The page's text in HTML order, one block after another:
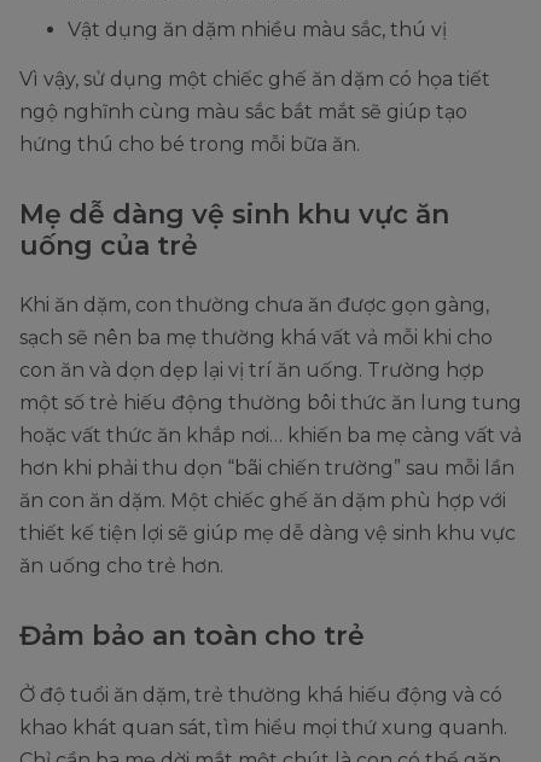
Vật dụng ăn dặm nhiều màu sắc, thú vị
Vì vậy, sử dụng một chiếc ghế ăn dặm có họa tiết
ngộ nghĩnh cùng màu sắc bắt mắt sẽ giúp tạo
hứng thú cho bé trong mỗi bữa ăn.
Mẹ dễ dàng vệ sinh khu vực ăn
uống của trẻ
Khi ăn dặm, con thường chưa ăn được gọn gàng,
sạch sẽ nên ba mẹ thường khá vất vả mỗi khi cho
con ăn và dọn dẹp lại vị trí ăn uống. Trường hợp
một số trẻ hiếu động thường bôi thức ăn lung tung
hoặc vất thức ăn khắp nơi… khiến ba mẹ càng vất vả
hơn khi phải thu dọn “bãi chiến trường” sau mỗi lần
ăn con ăn dặm. Một chiếc ghế ăn dặm phù hợp với
thiết kế tiện lợi sẽ giúp mẹ dễ dàng vệ sinh khu vực
ăn uống cho trẻ hơn.
Đảm bảo an toàn cho trẻ
Ở độ tuổi ăn dặm, trẻ thường khá hiếu động và có
khao khát quan sát, tìm hiểu mọi thứ xung quanh.